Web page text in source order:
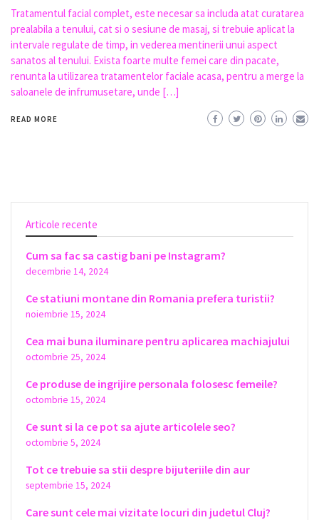
Tratamentul facial complet, este necesar sa includa atat curatarea
prealabila a tenului, cat si o sesiune de masaj, si trebuie aplicat la
intervale regulate de timp, in vederea mentinerii unui aspect
sanatos al tenului. Exista foarte multe femei care din pacate,
renunta la utilizarea tratamentelor faciale acasa, pentru a merge la
saloanele de infrumusetare, unde […]
READ MORE
Articole recente
Cum sa fac sa castig bani pe Instagram?
decembrie 14, 2024
Ce statiuni montane din Romania prefera turistii?
noiembrie 15, 2024
Cea mai buna iluminare pentru aplicarea machiajului
octombrie 25, 2024
Ce produse de ingrijire personala folosesc femeile?
octombrie 15, 2024
Ce sunt si la ce pot sa ajute articolele seo?
octombrie 5, 2024
Tot ce trebuie sa stii despre bijuteriile din aur
septembrie 15, 2024
Care sunt cele mai vizitate locuri din judetul Cluj?